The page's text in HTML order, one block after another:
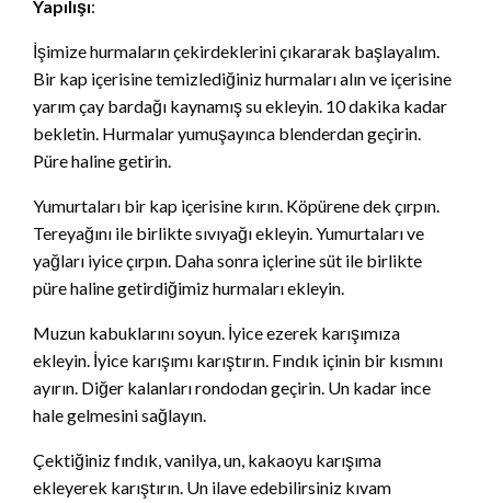
Yapılışı:
İşimize hurmaların çekirdeklerini çıkararak başlayalım.
Bir kap içerisine temizlediğiniz hurmaları alın ve içerisine
yarım çay bardağı kaynamış su ekleyin. 10 dakika kadar
bekletin. Hurmalar yumuşayınca blenderdan geçirin.
Püre haline getirin.
Yumurtaları bir kap içerisine kırın. Köpürene dek çırpın.
Tereyağını ile birlikte sıvıyağı ekleyin. Yumurtaları ve
yağları iyice çırpın. Daha sonra içlerine süt ile birlikte
püre haline getirdiğimiz hurmaları ekleyin.
Muzun kabuklarını soyun. İyice ezerek karışımıza
ekleyin. İyice karışımı karıştırın. Fındık içinin bir kısmını
ayırın. Diğer kalanları rondodan geçirin. Un kadar ince
hale gelmesini sağlayın.
Çektiğiniz fındık, vanilya, un, kakaoyu karışıma
ekleyerek karıştırın. Un ilave edebilirsiniz kıvam